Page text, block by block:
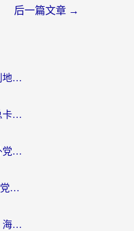
后一篇文章 →
在海外如何听音乐教程：告别地域限制，随时听见国内的声音
海外看国内电视剧的播放器总卡顿？选对回国加速器才是关键
国外可以看西瓜视频吗？海外党追剧看片的终极解决方案
韩剧tv国外免费下载难？海外党看国内剧的加速器选择指南（附实用技巧）
腾讯视频限制播放怎么解除？海外党亲测有效的回国加速指南